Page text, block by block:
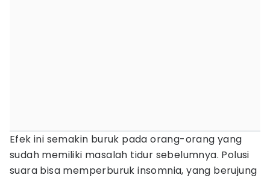
Efek ini semakin buruk pada orang-orang yang
sudah memiliki masalah tidur sebelumnya. Polusi
suara bisa memperburuk insomnia, yang berujung